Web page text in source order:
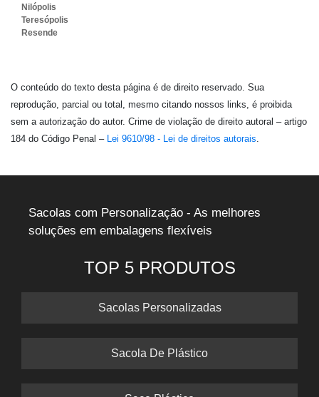
Nilópolis
Teresópolis
Resende
O conteúdo do texto desta página é de direito reservado. Sua
reprodução, parcial ou total, mesmo citando nossos links, é proibida
sem a autorização do autor. Crime de violação de direito autoral – artigo
184 do Código Penal –
Lei 9610/98 - Lei de direitos autorais
Sacolas com Personalização - As melhores
soluções em embalagens flexíveis
TOP 5 PRODUTOS
Sacolas Personalizadas
Sacola De Plástico